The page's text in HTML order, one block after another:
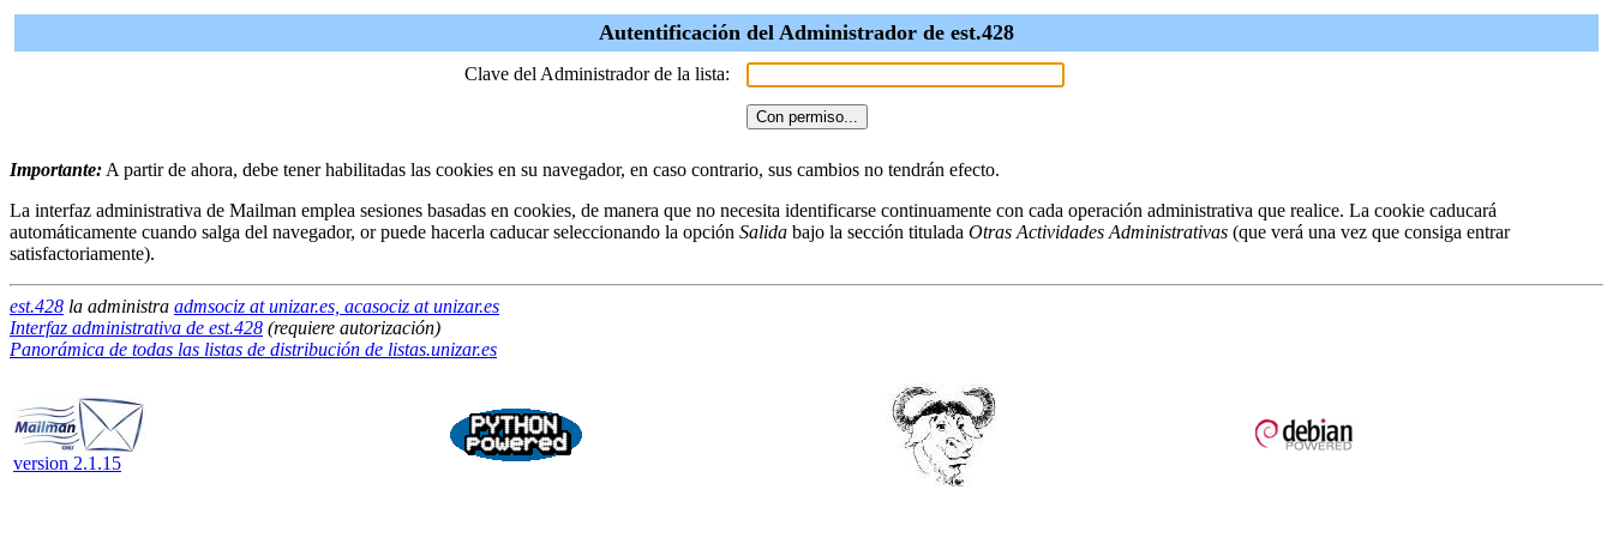
Autentificación del Administrador de est.428
Clave del Administrador de la lista:
Importante: A partir de ahora, debe tener habilitadas las cookies en su navegador, en caso contrario, sus cambios no tendrán efecto.
La interfaz administrativa de Mailman emplea sesiones basadas en cookies, de manera que no necesita identificarse continuamente con cada operación administrativa que realice. La cookie caducará
automáticamente cuando salga del navegador, or puede hacerla caducar seleccionando la opción Salida bajo la sección titulada Otras Actividades Administrativas (que verá una vez que consiga entrar
satisfactoriamente).
est.428 la administra admsociz at unizar.es, acasociz at unizar.es
Interfaz administrativa de est.428 (requiere autorización)
Panorámica de todas las listas de distribución de listas.unizar.es
version 2.1.15